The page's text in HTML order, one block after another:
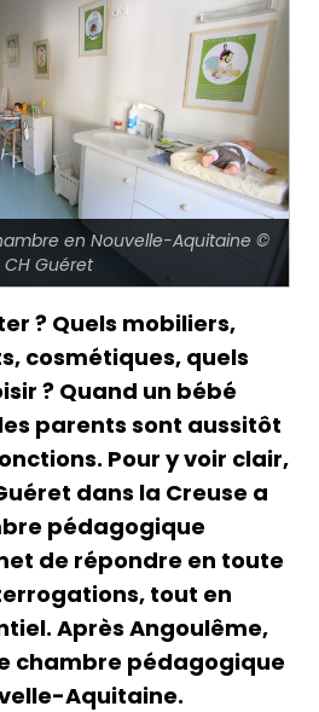
en Nouvelle-Aquitaine ©
CH Guéret
? Quels mobiliers,
cosmétiques, quels
? Quand un bébé
parents sont aussitôt
Pour y voir clair,
dans la Creuse a
pédagogique
de répondre en toute
tout en
Après Angoulême,
chambre pédagogique
Aquitaine.